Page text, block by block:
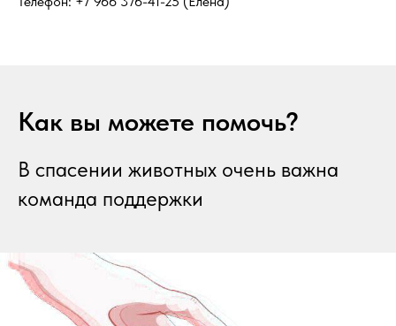
Как вы можете помочь?
В спасении животных очень важна
команда поддержки